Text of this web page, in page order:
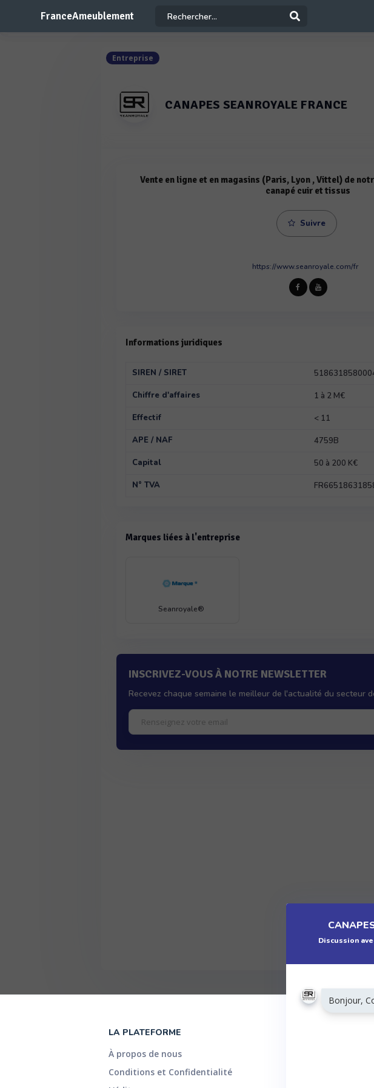
FranceAmeublement
Entreprise
CANAPES SEANROYALE FRANCE
Discussion
Bonjour,
Vente en ligne et en magasins (Paris, Lyon , Vittel) de
canapé cuir et tissus
Suivre
https://www.seanroyale.com/fr
Informations juridiques
SIREN / SIRET
Chiffre d'affaires
1 à 2 M€
Effectif
< 11
APE / NAF
4759B
Capital
50 à 200 K€
N° TVA
Marques liées à l'entreprise
Seanroyale®
INSCRIVEZ-VOUS À NOTRE NEWSLETTER
Recevez chaque semaine le meilleur de l'actualité du secteur
LA PLATEFORME
À propos de nous
Conditions et Confidentialité